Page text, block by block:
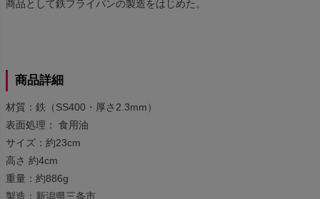
商品として鉄フライパンの製造をはじめた。
商品詳細
材質：鉄（SS400・厚さ2.3mm）
表面処理： 食用油
サイズ：約23cm
高さ 約4cm
重量：約886g
製造：新潟県三条市